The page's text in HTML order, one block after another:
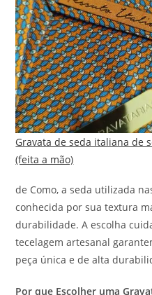
Gravata de seda italiana de
(feita a mão)
de Como, a seda utilizada
conhecida por sua textura
durabilidade. A escolha
tecelagem artesanal
peça única e de alta
Por que Escolher uma